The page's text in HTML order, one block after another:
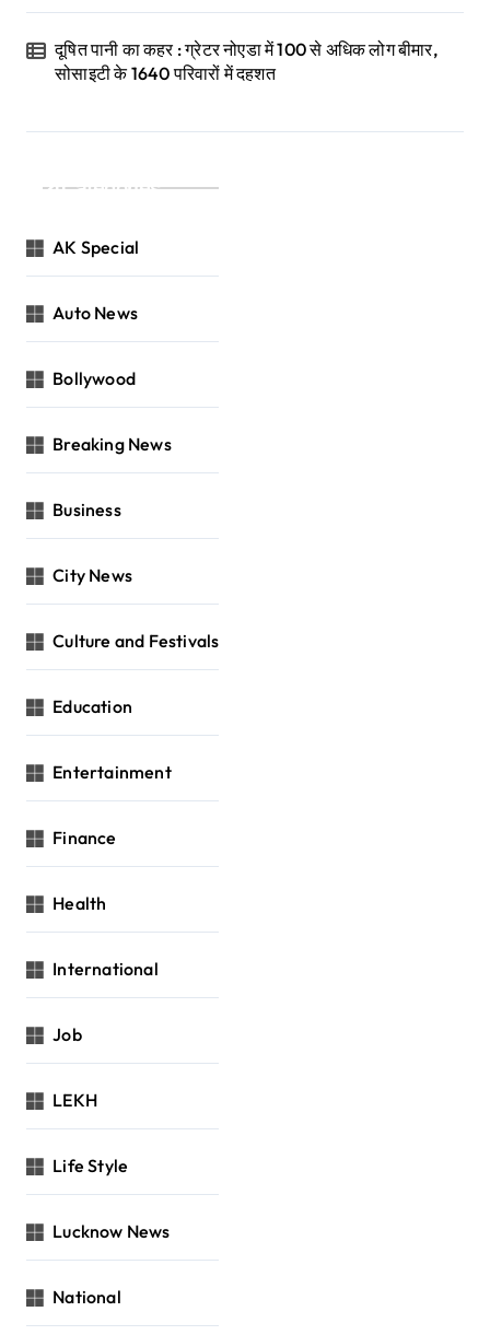
दूषित पानी का कहर : ग्रेटर नोएडा में 100 से अधिक लोग बीमार,
सोसाइटी के 1640 परिवारों में दहशत
Categories
AK Special
Auto News
Bollywood
Breaking News
Business
City News
Culture and Festivals
Education
Entertainment
Finance
Health
International
Job
LEKH
Life Style
Lucknow News
National